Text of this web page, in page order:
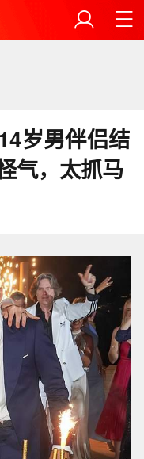
岁男伴侣结
气，太抓马